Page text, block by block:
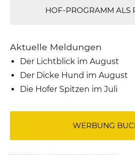
HOF-PROGRAMM ALS
Aktuelle Meldungen
Der Lichtblick im August
Der Dicke Hund im August
Die Hofer Spitzen im Juli
WERBUNG